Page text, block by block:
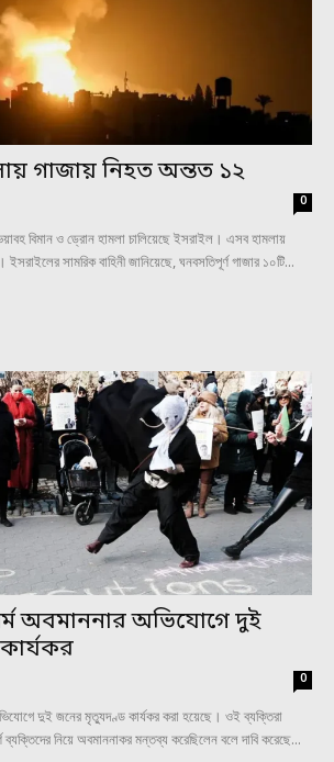
গাজায় নিহত অন্তত ১২
0
বিমান ও ড্রোন হামলা চালিয়েছে ইসরাইল। এসব হামলায়
সামরিক বাহিনী জানিয়েছে, ঘনবসতিপূর্ণ গাজার ১০টি...
অবমাননার অভিযোগে দুই
0
দুই জনের মৃত্যুদণ্ড কার্যকর করা হয়েছে। ওই ব্যক্তিরা
নিয়ে অবমাননাকর মন্তব্য করেছিলেন বলে দাবি করেছে...